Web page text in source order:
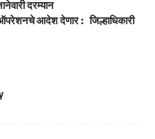
दरम्यान
ऑपरेशनचे आदेश देणार : जिल्हाधिकारी